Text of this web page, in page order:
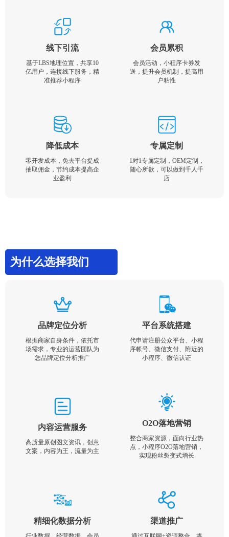
线下引流
基于LBS地理位置，共享10
亿用户，连接线下服务，精
准推荐小程序
会员累积
会员活动，小程序卡券发
送，提升会员机制，提高用
户粘性
降低成本
零开发成本，免去平台提成
抽取佣金，节约成本提高企
业盈利
专属定制
1对1专属定制，OEM定制，
随心所欲，可以做到千人千
店
为什么选择我们
品牌定位分析
根据商家自身条件，依托市
场需求，专业的运营团队为
您品牌定位分析推广
平台系统搭建
代申请注册公众平台、小程
序帐号、微信支付、附近的
小程序、微信认证
内容运营服务
高质量原创图文资讯，创意
文案，内容为王，流量为主
O2O落地营销
整合商家资源，面向行业热
点，小程序O2O落地营销，
实现粉丝裂变式增长
精细化数据分析 渠道推广